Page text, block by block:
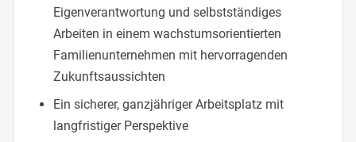
Eigenverantwortung und selbstständiges
Arbeiten in einem wachstumsorientierten
Familienunternehmen mit hervorragenden
Zukunftsaussichten
Ein sicherer, ganzjähriger Arbeitsplatz mit
langfristiger Perspektive